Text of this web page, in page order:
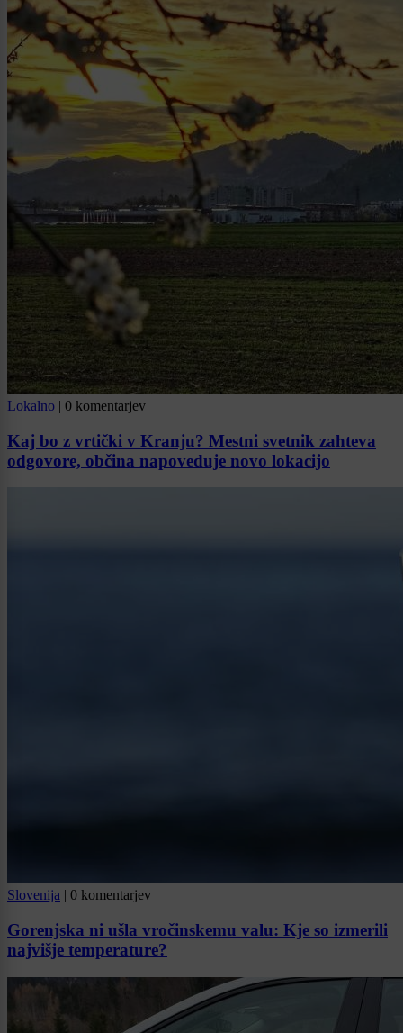
Lokalno | 0 komentarjev
Kaj bo z vrtički v Kranju? Mestni svetnik zahteva
odgovore, občina napoveduje novo lokacijo
Slovenija | 0 komentarjev
Gorenjska ni ušla vročinskemu valu: Kje so izmerili
najvišje temperature?